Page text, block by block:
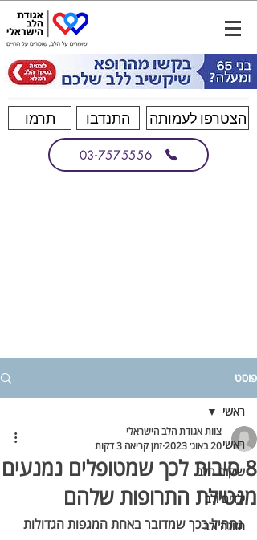
תרמו התנדבו הצטרפו לעמותה
03-7575556
פוסט
ראשי
שיקום הלב
ילדים ולב
תזונה ולב
ראשי
8 סיבות לכך שמטופלים נמנעים
מנטילת התרופות שלהם
צוות אגודת הלב הישראלי
20 באוג׳ 2023
זמן קריאה 3 דקות
נתחיל בכך שמדובר באחת המגפות הגדולות